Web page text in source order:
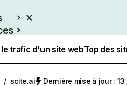
trafic d'un site webTop des
/ scite.ai Dernière mise à jour :